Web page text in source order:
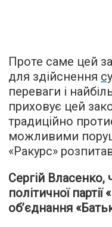
Проте саме цей
для здійснення
переваги і
приховує цей
традиційно
можливими
«Ракурс»
Сергій Власенко,
політичної партії
об’єднання